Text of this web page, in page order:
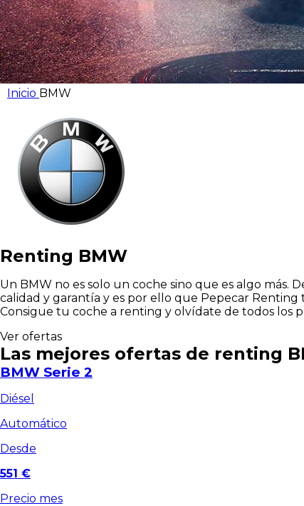
Inicio BMW
Renting BMW
Un BMW no es solo un coche sino que es algo más.
calidad y garantía y es por ello que Pepecar Renting
Consigue tu coche a renting y olvídate de todos los
Ver ofertas
Las mejores ofertas de renting
BMW Serie 2
Diésel
Automático
Desde
551 €
Precio mes